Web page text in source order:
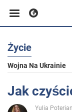
Biznes
Sport
Życie
Wojna Na Ukrainie
Jak
Yulia